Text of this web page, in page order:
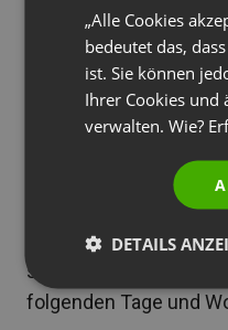
Nachrichten als
gegangen sind.
Siehe auch
umfangreicher
Verkaufssequenzen
Webinar präsentierte
sorgt für
folgenden Tage und
„Alle Cookies
bedeutet das,
ist. Sie können
Ihrer Cookies und
verwalten. Wie?
DETAILS